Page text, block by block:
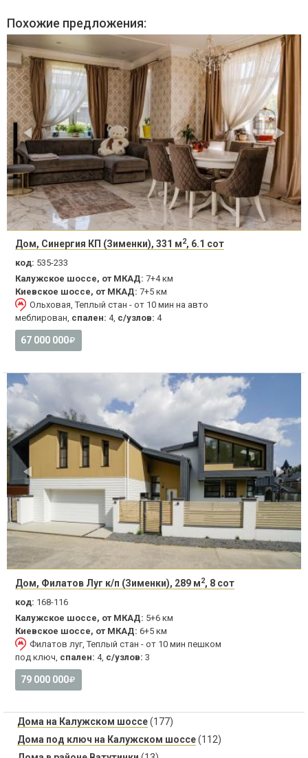
Похожие предложения:
Дом, Синергия КП (Зименки), 331 м2, 6.1 сот
код: 535-233
Калужское шоссе, от МКАД: 7+4 км
Киевское шоссе, от МКАД: 7+5 км
Ольховая, Теплый стан - от 10 мин на авто
меблирован, спален: 4, с/узлов: 4
67 000 000
Дом, Филатов Луг к/п (Зименки), 289 м2, 8 сот
код: 168-116
Калужское шоссе, от МКАД: 5+6 км
Киевское шоссе, от МКАД: 6+5 км
Филатов луг, Теплый стан - от 10 мин пешком
под ключ, спален: 4, с/узлов: 3
79 000 000
Дома на Калужском шоссе(177)
Дома под ключ на Калужском шоссе(112)